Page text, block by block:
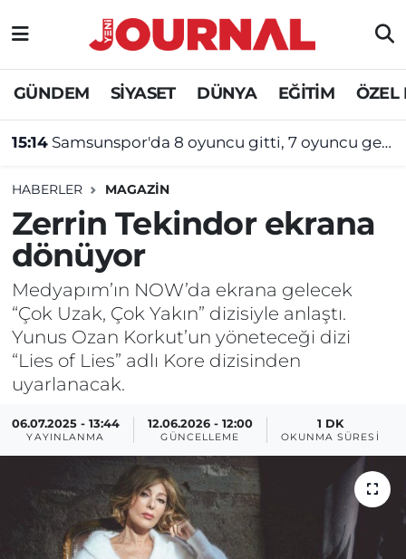
GÜNDEM SİYASET DÜNYA EĞİTİM ÖZEL
15:14 Samsunspor'da 8 oyuncu gitti, 7 oyuncu geldi
HABERLER MAGAZİN
Zerrin Tekindor ekrana
dönüyor
Medyapım’ın NOW’da ekrana gelecek
“Çok Uzak, Çok Yakın” dizisiyle anlaştı.
Yunus Ozan Korkut’un yöneteceği dizi
“Lies of Lies” adlı Kore dizisinden
uyarlanacak.
06.07.2025 - 13:44
YAYINLANMA
12.06.2026 - 12:00
GÜNCELLEME
1 DK
OKUNMA SÜRESI
GÜNDEM
SİYASET
DÜNYA
EĞİTİM
ÖZEL HABER
Nöbetçi Eczaneler
Hava Durumu
Süper Lig Puan Durumu ve Fikstür
Tüm Manşetler
Son Dakika Haberleri
Haber Arşivi